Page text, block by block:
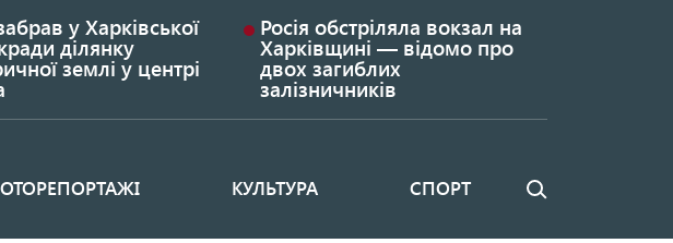
у Харківської
ділянку
землі у центрі
Росія обстріляла вокзал на
Харківщині — відомо про
двох загиблих
залізничників
КУЛЬТУРА СПОРТ Пошук